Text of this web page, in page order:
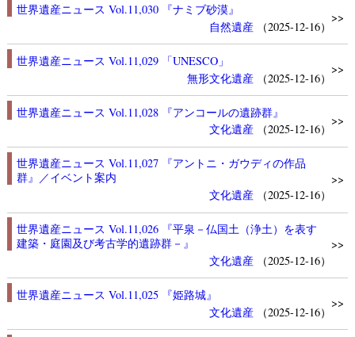
世界遺産ニュース Vol.11,030 『ナミブ砂漠』
自然遺産
（2025-12-16）
>>
世界遺産ニュース Vol.11,029 「UNESCO」
無形文化遺産
（2025-12-16）
>>
世界遺産ニュース Vol.11,028 『アンコールの遺跡群』
文化遺産
（2025-12-16）
>>
世界遺産ニュース Vol.11,027 『アントニ・ガウディの作品
群』／イベント案内
文化遺産
（2025-12-16）
>>
世界遺産ニュース Vol.11,026 『平泉－仏国土（浄土）を表す
建築・庭園及び考古学的遺跡群－』
文化遺産
（2025-12-16）
>>
世界遺産ニュース Vol.11,025 『姫路城』
文化遺産
（2025-12-16）
>>